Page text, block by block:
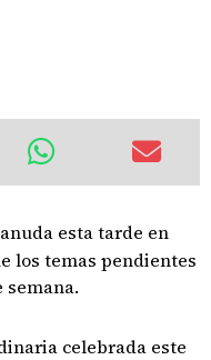
esta tarde en
los temas pendientes
semana.
celebrada este